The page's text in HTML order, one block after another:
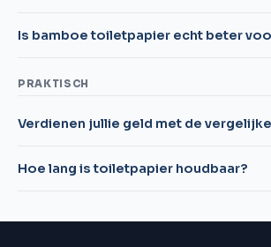
Is bamboe toiletpapier echt beter
PRAKTISCH
Verdienen jullie geld met de
Hoe lang is toiletpapier houdbaar?